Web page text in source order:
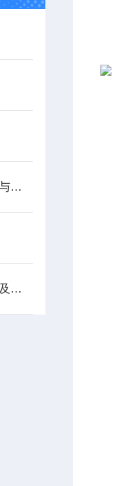
潜水曝气机具体有哪些优势与特点
潜水推流器电机烧毁的原因及缓解方法